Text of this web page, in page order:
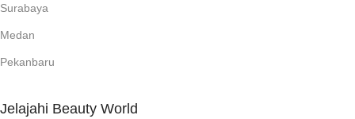
Surabaya
Medan
Pekanbaru
Jelajahi Beauty World